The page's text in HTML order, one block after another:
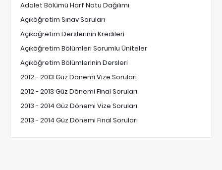
Adalet Bölümü Harf Notu Dağılımı
Açıköğretim Sınav Soruları
Açıköğretim Derslerinin Kredileri
Açıköğretim Bölümleri Sorumlu Üniteler
Açıköğretim Bölümlerinin Dersleri
2012 - 2013 Güz Dönemi Vize Soruları
2012 - 2013 Güz Dönemi Final Soruları
2013 - 2014 Güz Dönemi Vize Soruları
2013 - 2014 Güz Dönemi Final Soruları